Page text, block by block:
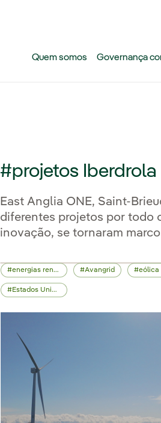
Quem somos Governança
#projetos Iberdrola
East Anglia ONE, Saint-
diferentes projetos por todo
inovação, se tornaram
energias renováveis Avangrid eólica
Estados Unidos